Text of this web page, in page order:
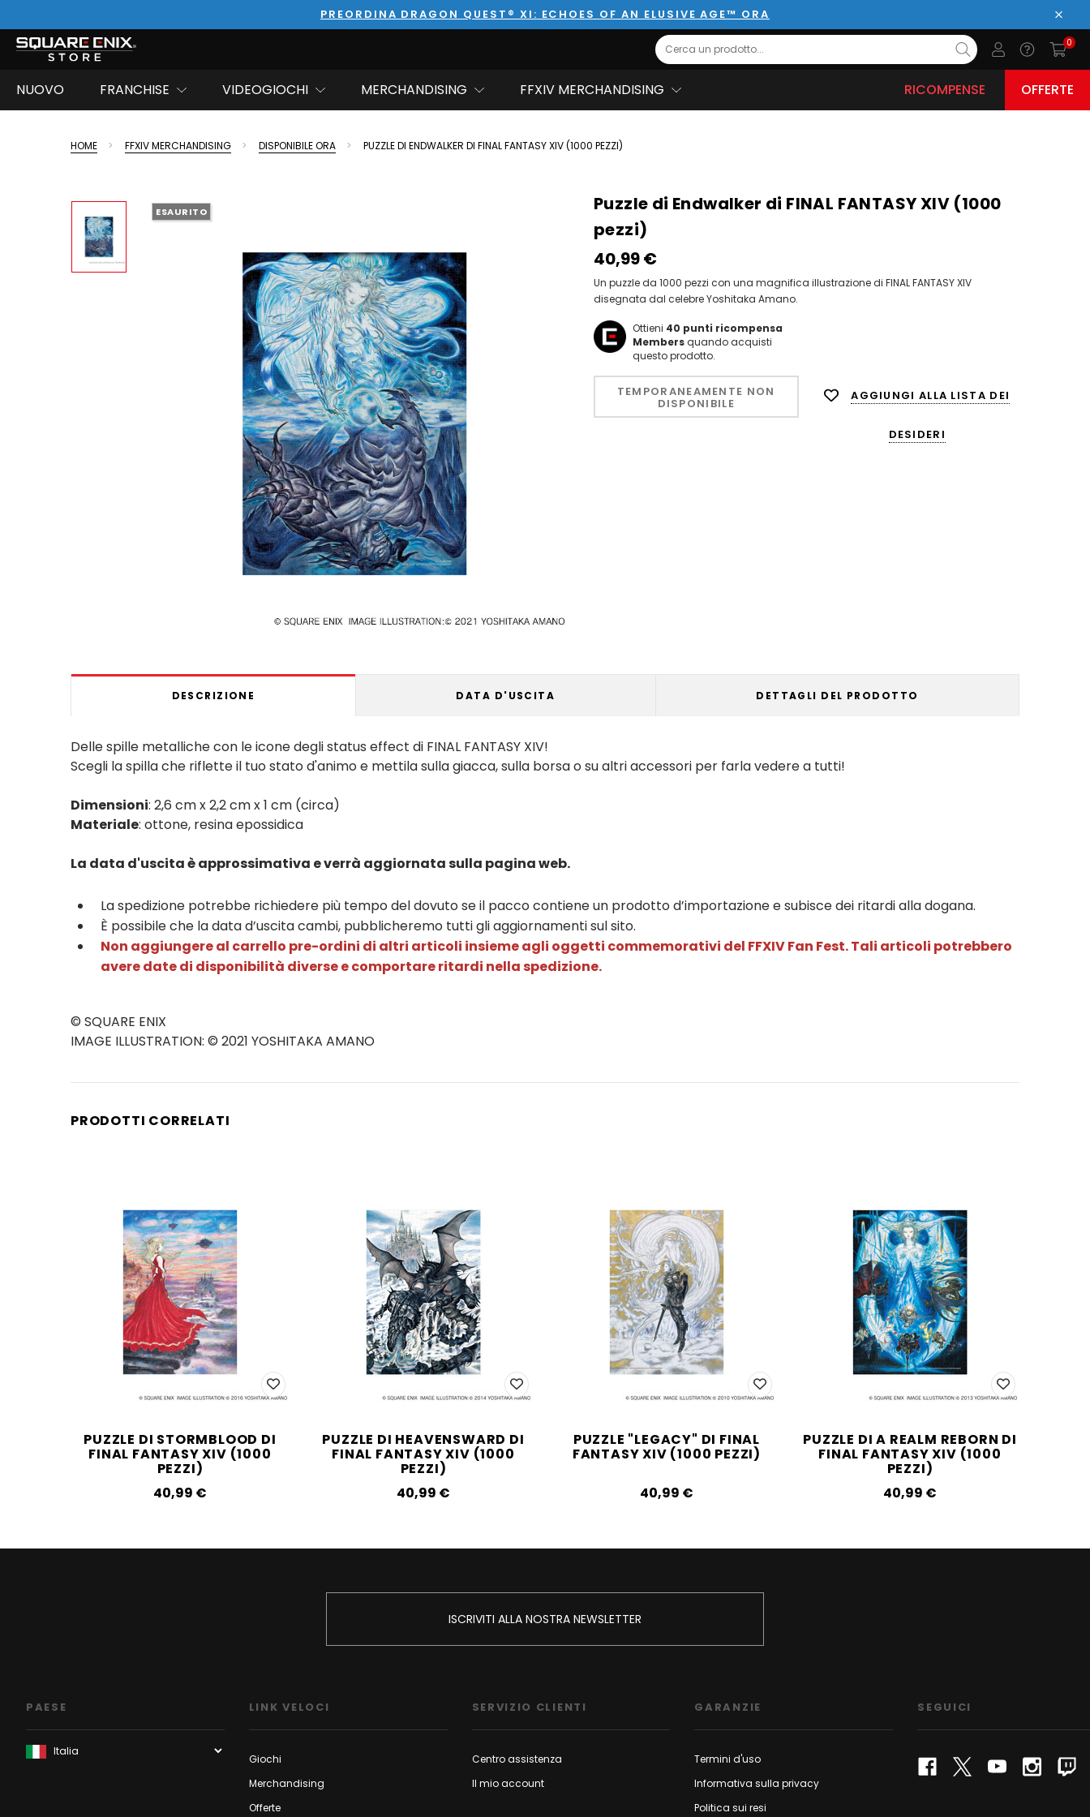
PREORDINA DRAGON QUEST® XI: ECHOES OF AN ELUSIVE AGE™ ORA
Search
0
NUOVO FRANCHISE VIDEOGIOCHI MERCHANDISING FFXIV MERCHANDISING RICOMPENSE OFFERTE
HOME FFXIV MERCHANDISING DISPONIBILE ORA PUZZLE DI ENDWALKER DI FINAL FANTASY XIV (1000 PEZZI)
ESAURITO
Puzzle di Endwalker di FINAL FANTASY XIV (1000
pezzi)
40,99‎ ‎€
Un puzzle da 1000 pezzi con una magnifica illustrazione di FINAL FANTASY XIV
disegnata dal celebre Yoshitaka Amano.
Ottieni 40 punti ricompensa
Membersquando acquisti
questo prodotto.
TEMPORANEAMENTE NON
DISPONIBILE
AGGIUNGI ALLA LISTA DEI
DESIDERI
DESCRIZIONE DATA D'USCITA DETTAGLI DEL PRODOTTO
Delle spille metalliche con le icone degli status effect di FINAL FANTASY XIV!
Scegli la spilla che riflette il tuo stato d'animo e mettila sulla giacca, sulla borsa o su altri accessori per farla vedere a tutti!
Dimensioni: 2,6 cm x 2,2 cm x 1 cm (circa)
Materiale: ottone, resina epossidica
La data d'uscita è approssimativa e verrà aggiornata sulla pagina web.
La spedizione potrebbe richiedere più tempo del dovuto se il pacco contiene un prodotto d’importazione e subisce dei ritardi alla dogana.
È possibile che la data d’uscita cambi, pubblicheremo tutti gli aggiornamenti sul sito.
Non aggiungere al carrello pre-ordini di altri articoli insieme agli oggetti commemorativi del FFXIV Fan Fest. Tali articoli potrebbero
avere date di disponibilità diverse e comportare ritardi nella spedizione.
© SQUARE ENIX
IMAGE ILLUSTRATION: © 2021 YOSHITAKA AMANO
PRODOTTI CORRELATI
PUZZLE DI STORMBLOOD DI
FINAL FANTASY XIV (1000
PEZZI)
40,99‎ ‎€
PUZZLE DI HEAVENSWARD DI
FINAL FANTASY XIV (1000
PEZZI)
40,99‎ ‎€
PUZZLE "LEGACY" DI FINAL
FANTASY XIV (1000 PEZZI)
40,99‎ ‎€
PUZZLE DI A REALM REBORN DI
FINAL FANTASY XIV (1000
PEZZI)
40,99‎ ‎€
ISCRIVITI ALLA NOSTRA NEWSLETTER
PAESE LINK VELOCI
Giochi
Merchandising
Offerte
SERVIZIO CLIENTI
Centro assistenza
Il mio account
GARANZIE
Termini d'uso
Informativa sulla privacy
Politica sui resi
SEGUICI